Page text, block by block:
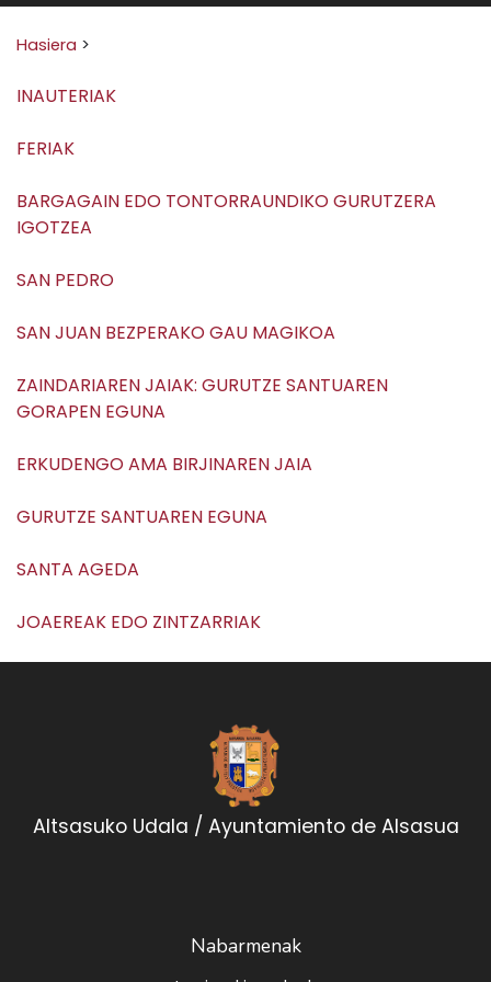
Search for:
Hasiera >
INAUTERIAK
FERIAK
BARGAGAIN EDO TONTORRAUNDIKO GURUTZERA
IGOTZEA
SAN PEDRO
SAN JUAN BEZPERAKO GAU MAGIKOA
ZAINDARIAREN JAIAK: GURUTZE SANTUAREN
GORAPEN EGUNA
ERKUDENGO AMA BIRJINAREN JAIA
GURUTZE SANTUAREN EGUNA
SANTA AGEDA
JOAEREAK EDO ZINTZARRIAK
Altsasuko Udala / Ayuntamiento de Alsasua
Nabarmenak